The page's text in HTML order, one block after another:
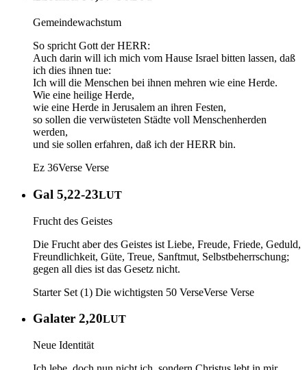
Gemeindewachstum
So spricht Gott der HERR:
Auch darin will ich mich vom Hause Israel bitten lassen, daß
ich dies ihnen tue:
Ich will die Menschen bei ihnen mehren wie eine Herde.
Wie eine heilige Herde,
wie eine Herde in Jerusalem an ihren Festen,
so sollen die verwüsteten Städte voll Menschenherden
werden,
und sie sollen erfahren, daß ich der HERR bin.
Ez 36Verse Verse
Gal 5,22-23LUT
Frucht des Geistes
Die Frucht aber des Geistes ist Liebe, Freude, Friede, Geduld,
Freundlichkeit, Güte, Treue, Sanftmut, Selbstbeherrschung;
gegen all dies ist das Gesetz nicht.
Starter Set (1) Die wichtigsten 50 VerseVerse Verse
Galater 2,20LUT
Neue Identität